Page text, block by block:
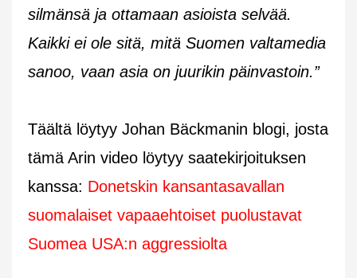
silmänsä ja ottamaan asioista selvää.
Kaikki ei ole sitä, mitä Suomen valtamedia
sanoo, vaan asia on juurikin päinvastoin.”
Täältä löytyy Johan Bäckmanin blogi, josta
tämä Arin video löytyy saatekirjoituksen
kanssa: Donetskin kansantasavallan
suomalaiset vapaaehtoiset puolustavat
Suomea USA:n aggressiolta